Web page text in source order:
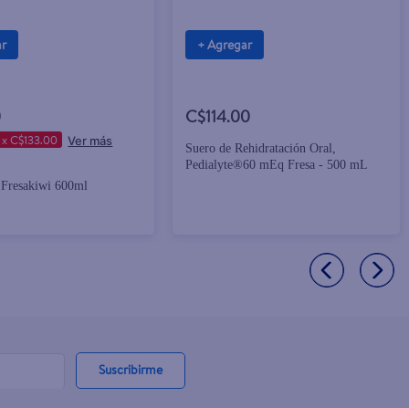
C$133.00
600ml
+ Agregar
C$114.00
Suero de Rehidratación Oral,
Pedialyte®60 mEq Fresa - 500 mL
Suscribirme